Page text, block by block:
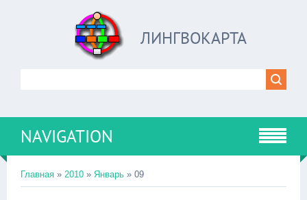
ЛИНГВОКАРТА
NAVIGATION
Главная » 2010 » Январь » 09